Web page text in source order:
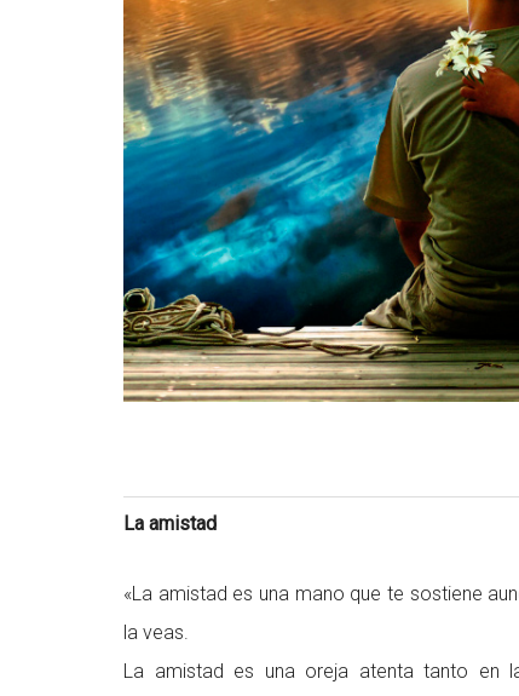
La amistad
«La amistad es una mano que te sostiene
la veas.
La amistad es una oreja atenta tanto en